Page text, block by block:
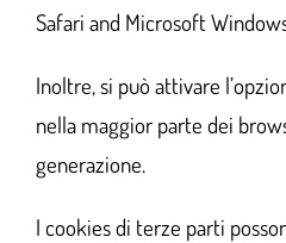
Safari and Microsoft
Inoltre, si può attivare
nella maggior parte dei
generazione.
I cookies di terze parti